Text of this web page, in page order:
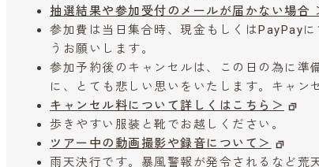
抽選結果や参加受付のメールが届かない場合
参加費は当日集合時、現金もしくはPayPay
うお願いします。
参加予約後のキャンセルは、この日の為に準
に、とても悲しい思いをいたします。キャン
キャンセル料について詳しくはこちら＞
歩きやすい服装と靴でお越しください。
ツアー中の動画撮影や録音について＞
雨天決行です。暴風警報が発令されるなど荒